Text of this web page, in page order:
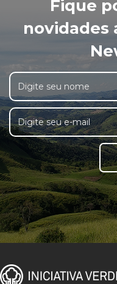
Fique
novidades